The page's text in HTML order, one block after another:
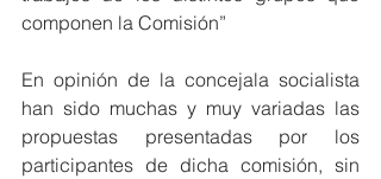
componen la Comisión”
En opinión de la concejala socialista
han sido muchas y muy variadas las
propuestas presentadas por los
participantes de dicha comisión, sin